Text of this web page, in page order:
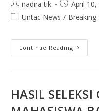
nadira-tik
April 10,
Untad News / Breaking
Continue Reading
HASIL SELEKSI